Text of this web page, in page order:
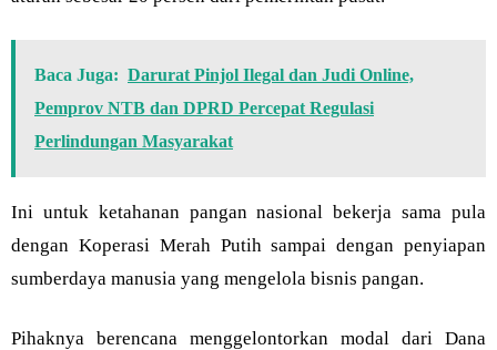
Baca Juga: Darurat Pinjol Ilegal dan Judi Online,
Pemprov NTB dan DPRD Percepat Regulasi
Perlindungan Masyarakat
Ini untuk ketahanan pangan nasional bekerja sama pula
dengan Koperasi Merah Putih sampai dengan penyiapan
sumberdaya manusia yang mengelola bisnis pangan.
Pihaknya berencana menggelontorkan modal dari Dana